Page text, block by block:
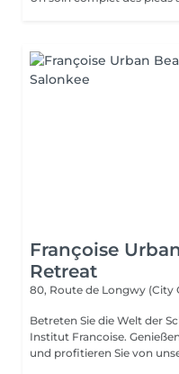
Françoise
Retreat
80, Route de Longwy (City
Betreten Sie die Welt der
Institut Francoise.
und profitieren Sie von